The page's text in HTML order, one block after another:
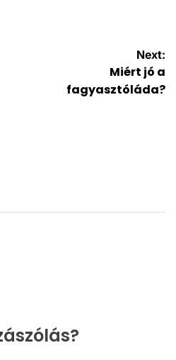
Next:
Miért jó a
fagyasztóláda?